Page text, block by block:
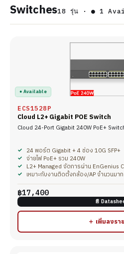
Switches18 รุ่น · ● 1
● Available
ECS1528P
Cloud L2+ Gigabit POE Switch
Cloud 24-Port Gigabit 240W PoE+
24 พอร์ต Gigabit + 4 ช่อง 10G SFP+
จ่ายไฟ PoE+ รวม 240W
L2+ Managed จัดการผ่าน EnGenius
เหมาะกับงานติดตั้งกล้อง/AP จำนวนมาก
฿17,400
📄
＋ เพิ่มลงรา